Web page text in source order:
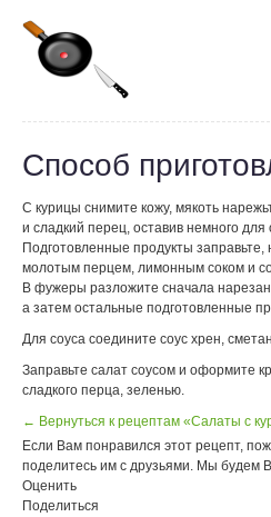
Способ
С курицы снимите кожу, мякоть
и сладкий перец, оставив немного
Подготовленные продукты
молотым перцем, лимонным соком и
В фужеры разложите сначала
а затем остальные подготовленные
Для соуса соедините соус хрен,
Заправьте салат соусом и оформите
сладкого перца, зеленью.
← Вернуться к рецептам «Салаты с
Если Вам понравился этот рецепт,
поделитесь им с друзьями. Мы будем
Оценить
Поделиться